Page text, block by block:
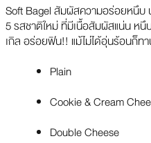
Soft Bagel สัมผัสความอร่อยหนึบ
5 รสชาติใหม่ ที่มีเนื้อสัมผัสแน่น หนึ
เกิล อร่อยฟิน!! แม้ไม่ได้อุ่นร้อนก็ท
Plain
Cookie & Cream
Double Cheese